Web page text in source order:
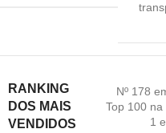
RANKING
DOS MAIS
VENDIDOS
Nº 178
Top 100
1